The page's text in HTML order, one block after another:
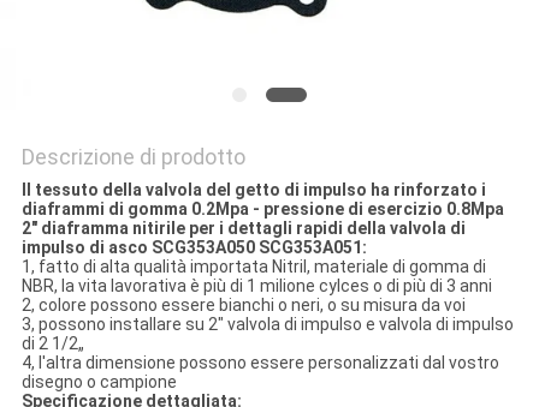
Descrizione di prodotto
Il tessuto della valvola del getto di impulso ha rinforzato i
diaframmi di gomma 0.2Mpa - pressione di esercizio 0.8Mpa
2" diaframma nitirile per i dettagli rapidi della valvola di
impulso di asco SCG353A050 SCG353A051:
1, fatto di alta qualità importata Nitril, materiale di gomma di
NBR, la vita lavorativa è più di 1 milione cylces o di più di 3 anni
2, colore possono essere bianchi o neri, o su misura da voi
3, possono installare su 2" valvola di impulso e valvola di impulso
di 2 1/2„
4, l'altra dimensione possono essere personalizzati dal vostro
disegno o campione
Specificazione dettagliata: